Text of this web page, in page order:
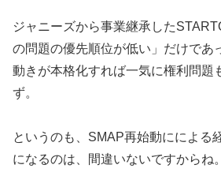
ジャニーズから事業継承した
の問題の優先順位が低い」だけであ
動きが本格化すれば一気に権利問題
ず。
というのも、SMAP再始動にによる
になるのは、間違いないですからね。